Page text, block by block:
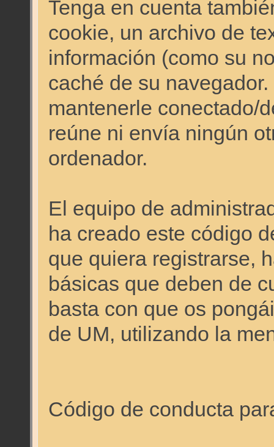
Tenga en cuenta
cookie, un archivo de
información (como su
caché de su
mantenerle conectado/
reúne ni envía ningún
ordenador.
El equipo de
ha creado este código
que quiera registrarse,
básicas que deben de
basta con que os
de UM, utilizando la
Código de conducta